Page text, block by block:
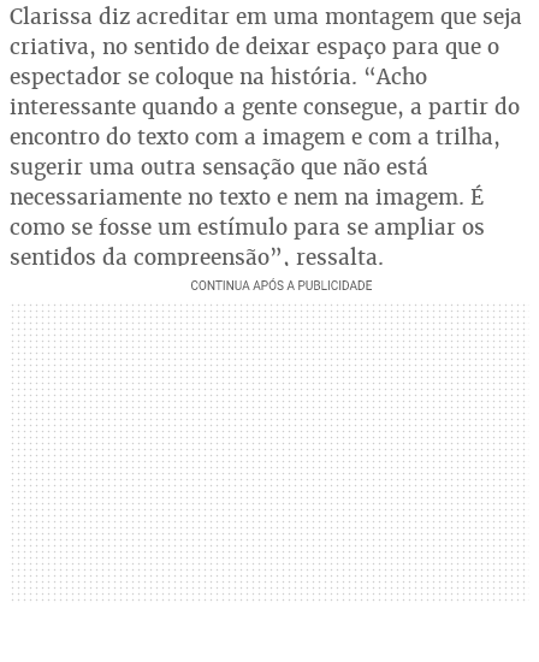
Clarissa diz acreditar em uma montagem que seja
criativa, no sentido de deixar espaço para que o
espectador se coloque na história. “Acho
interessante quando a gente consegue, a partir do
encontro do texto com a imagem e com a trilha,
sugerir uma outra sensação que não está
necessariamente no texto e nem na imagem. É
como se fosse um estímulo para se ampliar os
sentidos da compreensão”, ressalta.